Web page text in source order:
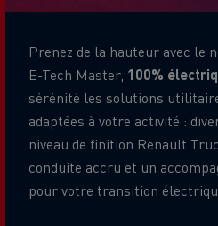
Prenez de la hauteur avec le
E-Tech Master, 100%
sérénité les solutions
adaptées à votre activité :
niveau de finition Renault
conduite accru et un
pour votre transition